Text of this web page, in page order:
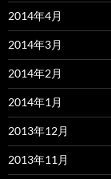
2014年4月
2014年3月
2014年2月
2014年1月
2013年12月
2013年11月